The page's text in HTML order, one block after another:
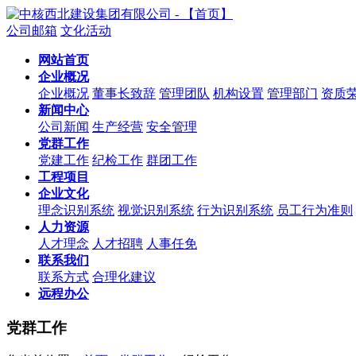
公司邮箱 文化活动
网站首页
企业概况
企业概况 董事长致辞 管理团队 机构设置 管理部门 资质
新闻中心
公司新闻 生产经营 安全管理
党群工作
党建工作 纪检工作 群团工作
工程项目
企业文化
理念识别系统 视觉识别系统 行为识别系统 员工行为准则
人力资源
人才理念 人才招聘 人事任免
联系我们
联系方式 合理化建议
远程办公
党群工作